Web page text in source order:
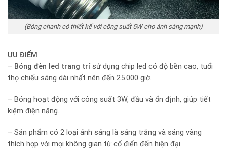
(Bóng chanh có thiết kế với công suất 5W cho ánh sáng mạnh)
ƯU ĐIỂM
– Bóng đèn led trang trí sử dụng chip led có độ bền cao, tuổi
thọ chiếu sáng dài nhất nên đến 25.000 giờ.
– Bóng hoạt động với công suất 3W, đầu và ổn định, giúp tiết
kiệm điện năng.
– Sản phẩm có 2 loại ánh sáng là sáng trắng và sáng vàng
thích hợp với mọi không gian từ cổ điển đến hiện đại